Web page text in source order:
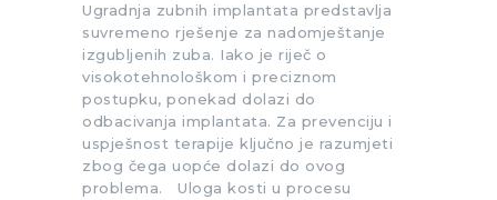
Ugradnja zubnih implantata predstavlja
suvremeno rješenje za nadomještanje
izgubljenih zuba. Iako je riječ o
visokotehnološkom i preciznom
postupku, ponekad dolazi do
odbacivanja implantata. Za prevenciju i
uspješnost terapije ključno je razumjeti
zbog čega uopće dolazi do ovog
problema. Uloga kosti u procesu